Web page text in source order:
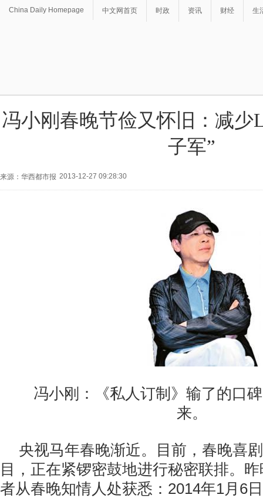
China Daily Homepage 中文网首页 时政 资讯 财经 生
冯小刚春晚节俭又怀旧：减少
子军”
来源：华西都市报 2013-12-27 09:28:30
冯小刚：《私人订制》输了的口
来。
央视马年春晚渐近。目前，春晚喜
目，正在紧锣密鼓地进行秘密联排。
者从春晚知情人处获悉：2014年1月6